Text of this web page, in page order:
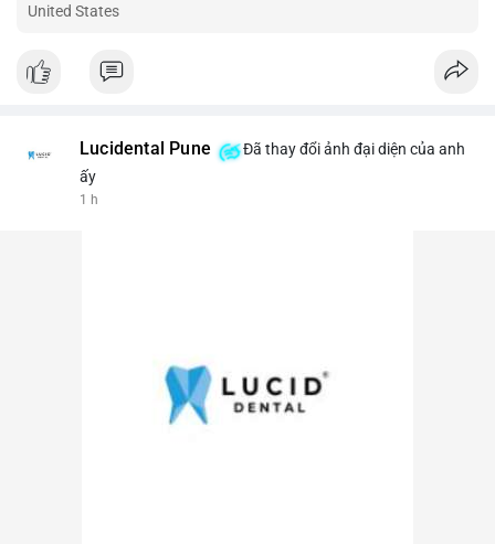
United States
Lucidental Pune
Đã thay đổi ảnh đại diện của anh
ấy
1 h